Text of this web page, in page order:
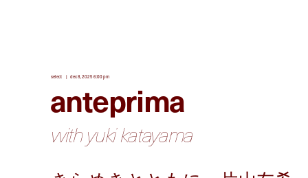
select dec 8, 2025 6:00 pm
anteprima
with yuki katayama